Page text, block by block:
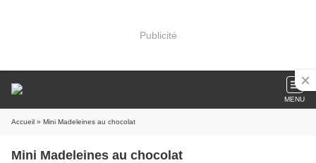
Publicité
MENU
Accueil » Mini Madeleines au chocolat
Mini Madeleines au chocolat